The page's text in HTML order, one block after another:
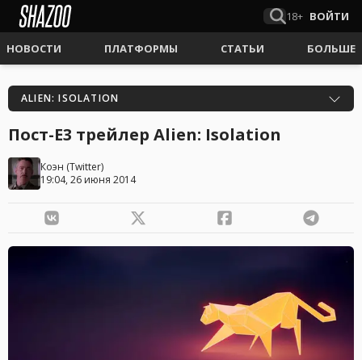
18+ ВОЙТИ
НОВОСТИ ПЛАТФОРМЫ СТАТЬИ БОЛЬШЕ
ALIEN: ISOLATION
Пост-E3 трейлер Alien: Isolation
Коэн (Twitter)
19:04, 26 июня 2014